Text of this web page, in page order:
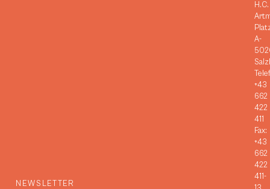
NEWSLETTER
H.C.
A-
+43
662
422
411
Fax:
+43
662
422
411-